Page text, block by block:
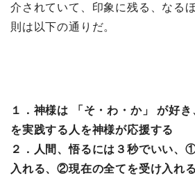
介されていて、印象に残る、なる
則は以下の通りだ。
１．神様は 「そ・わ・か」 が好
を実践する人を神様が応援する
２．人間、悟るには３秒でいい、
入れる、②現在の全てを受け入れ